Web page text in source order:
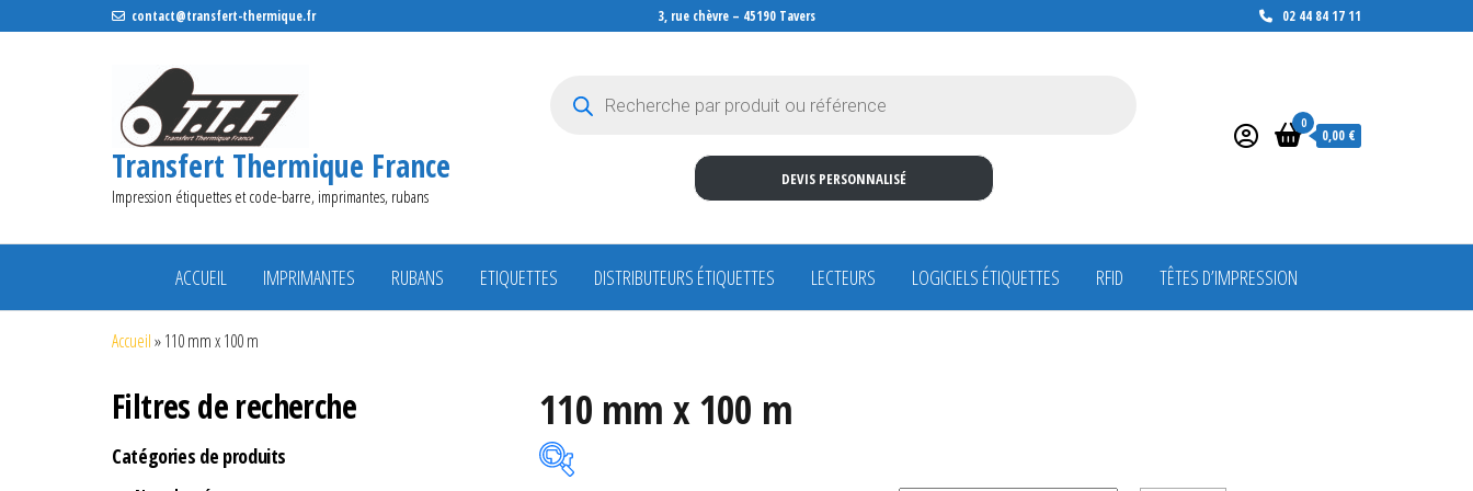
contact@transfert-thermique.fr 3, rue chèvre – 45190 Tavers 02 44 84 17 11
Transfert Thermique France
Impression étiquettes et code-barre, imprimantes, rubans
DEVIS PERSONNALISÉ
0
0,00 €
ACCUEIL IMPRIMANTES RUBANS ETIQUETTES DISTRIBUTEURS ÉTIQUETTES LECTEURS LOGICIELS ÉTIQUETTES RFID TÊTES D’IMPRESSION
Accueil»110 mm x 100 m
110 mm x 100 m
Filtres de recherche
Catégories de produits